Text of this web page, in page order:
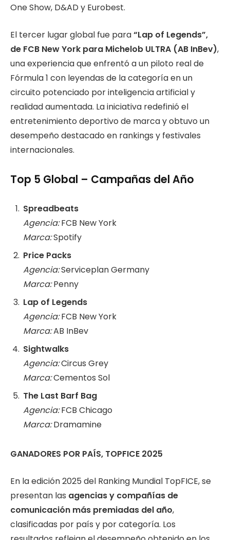
One Show, D&AD y Eurobest.
El tercer lugar global fue para“Lap of Legends”,
de FCB New York para Michelob ULTRA (AB InBev),
una experiencia que enfrentó a un piloto real de
Fórmula 1 con leyendas de la categoría en un
circuito potenciado por inteligencia artificial y
realidad aumentada. La iniciativa redefinió el
entretenimiento deportivo de marca y obtuvo un
desempeño destacado en rankings y festivales
internacionales.
Top 5 Global – Campañas del Año
Spreadbeats
Agencia:FCB New York
Marca:Spotify
Price Packs
Agencia:Serviceplan Germany
Marca:Penny
Lap of Legends
Agencia:FCB New York
Marca:AB InBev
Sightwalks
Agencia:Circus Grey
Marca:Cementos Sol
The Last Barf Bag
Agencia:FCB Chicago
Marca:Dramamine
GANADORES POR PAÍS, TOPFICE 2025
En la edición 2025 del Ranking Mundial TopFICE, se
presentan las agencias y compañías de
comunicación más premiadas del año,
clasificadas por país y por categoría. Los